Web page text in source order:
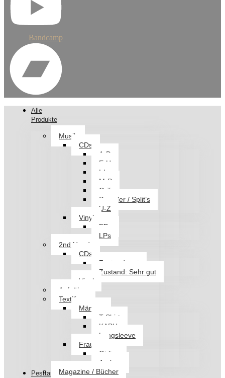
Bandcamp
Alle
Produkte
Musik
CDs
A-D
E-H
I-L
M-P
Q-T
Sampler / Split’s
U-Z
Vinyl
EPs
LPs
2nd Hand
CDs
Zustand: gut
Zustand: Sehr gut
Vinyl
Aufnäher
Textilien
Männer
T-Shirt
KAPU
Longsleeve
Frauen
Girlies
Jacken
Magazine / Bücher
Pesttanz